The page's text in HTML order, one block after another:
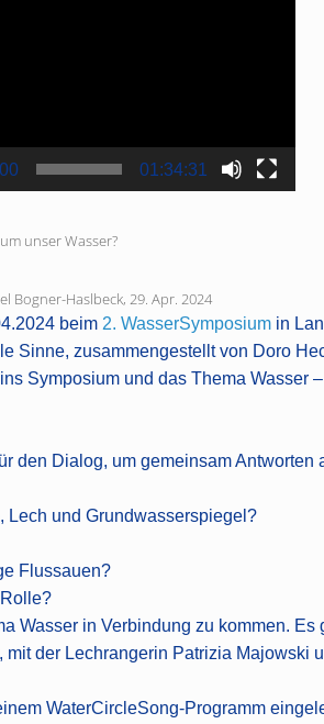
01:34:31
Apr. 2024
beim 2. WasserSymposium in
Sinne, zusammengestellt von Doro
Symposium und das Thema Wasser
den Dialog, um gemeinsam
und Grundwasserspiegel?
Flussauen?
Wasser in Verbindung zu kommen. Es
der Lechrangerin Patrizia Majowski
WaterCircleSong-Programm